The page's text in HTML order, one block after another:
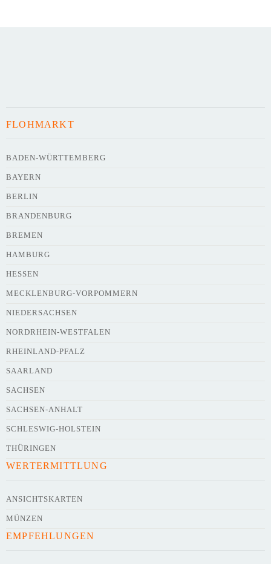
Webseite
Kurze Beschreibung des Flohmarkts
Kontaktdaten des Veranstalters
FLOHMARKT
BADEN-WÜRTTEMBERG
BAYERN
BERLIN
BRANDENBURG
BREMEN
HAMBURG
HESSEN
MECKLENBURG-VORPOMMERN
NIEDERSACHSEN
NORDRHEIN-WESTFALEN
RHEINLAND-PFALZ
SAARLAND
SACHSEN
SACHSEN-ANHALT
SCHLESWIG-HOLSTEIN
THÜRINGEN
WERTERMITTLUNG
ANSICHTSKARTEN
MÜNZEN
EMPFEHLUNGEN